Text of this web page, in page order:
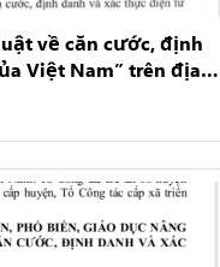
về căn cước, định
Việt Nam” trên địa